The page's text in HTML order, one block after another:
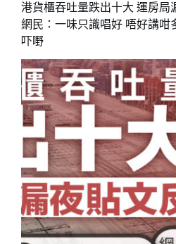
港貨櫃吞吐量跌出十大 運房局
網民：一味只識唱好 唔好講咁
吓嘢